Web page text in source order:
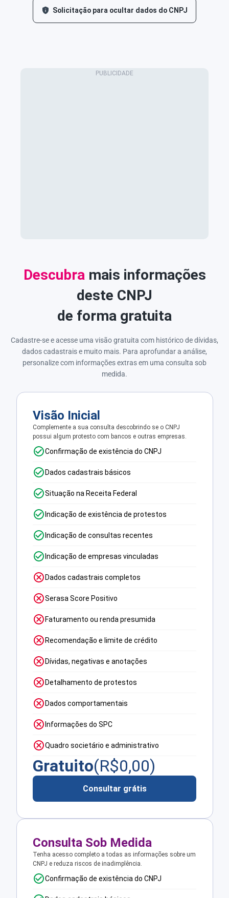
Solicitação para ocultar dados do CNPJ
Descubra mais informações
deste CNPJ
de forma gratuita
Cadastre-se e acesse uma visão gratuita com histórico de dívidas,
dados cadastrais e muito mais. Para aprofundar a análise,
personalize com informações extras em uma consulta sob
medida.
Visão Inicial
Complemente a sua consulta descobrindo se o CNPJ
possui algum protesto com bancos e outras empresas.
Confirmação de existência do CNPJ
Dados cadastrais básicos
Situação na Receita Federal
Indicação de existência de protestos
Indicação de consultas recentes
Indicação de empresas vinculadas
Dados cadastrais completos
Serasa Score Positivo
Faturamento ou renda presumida
Recomendação e limite de crédito
Dívidas, negativas e anotações
Detalhamento de protestos
Dados comportamentais
Informações do SPC
Quadro societário e administrativo
Gratuito(R$0,00)
Consultar grátis
Consulta Sob Medida
Tenha acesso completo a todas as informações sobre um
CNPJ e reduza riscos de inadimplência.
Confirmação de existência do CNPJ